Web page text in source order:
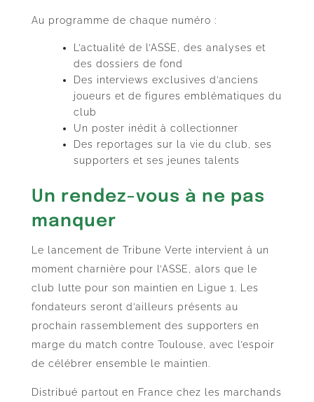
Au programme de chaque numéro :
L’actualité de l’ASSE, des analyses et
des dossiers de fond
Des interviews exclusives d’anciens
joueurs et de figures emblématiques du
club
Un poster inédit à collectionner
Des reportages sur la vie du club, ses
supporters et ses jeunes talents
Un rendez-vous à ne pas
manquer
Le lancement de Tribune Verte intervient à un
moment charnière pour l’ASSE, alors que le
club lutte pour son maintien en Ligue 1. Les
fondateurs seront d’ailleurs présents au
prochain rassemblement des supporters en
marge du match contre Toulouse, avec l’espoir
de célébrer ensemble le maintien.
Distribué partout en France chez les marchands